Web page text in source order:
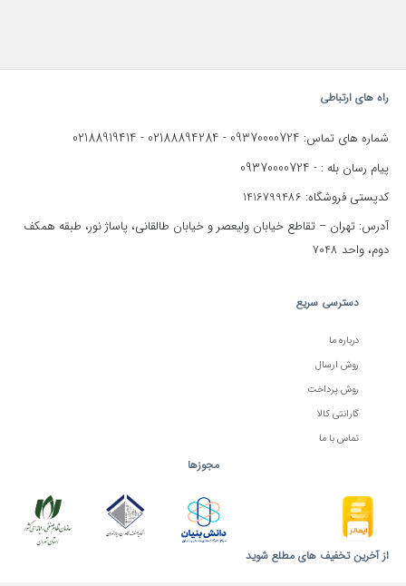
راه های ارتباطی
شماره های تماس: 09370000724
-
02188894284
-
02188919414
پیام رسان بله : - 09370000724
کدپستی فروشگاه: 1416799486
آدرس: تهران – تقاطع خیابان ولیعصر و خیابان طالقانی، پاساژ نور، طبقه همکف
دوم، واحد 7048
دسترسی سریع
درباره ما
روش ارسال
روش پرداخت
گارانتی کالا
تماس با ما
مجوزها
از آخرین تخفیف های مطلع شوید